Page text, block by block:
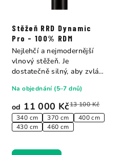
Stěžeň RRD Dynamic
Pro - 100% RDM
od 11 000 Kč13 100 Kč
340 cm 370 cm
400 cm
430 cm
460 cm
Na objednání (5–7 dnů)
Nejlehčí a nejmodernější
vlnový stěžeň. Je
dostatečně silný, aby zvládl